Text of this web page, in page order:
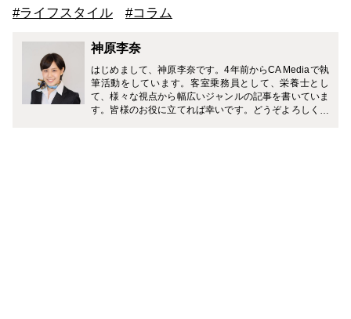
#ライフスタイル #コラム
神原李奈
はじめまして、神原李奈です。4年前からCA Mediaで執
筆活動をしています。客室乗務員として、栄養士とし
て、様々な視点から幅広いジャンルの記事を書いていま
す。皆様のお役に立てれば幸いです。どうぞよろしくお